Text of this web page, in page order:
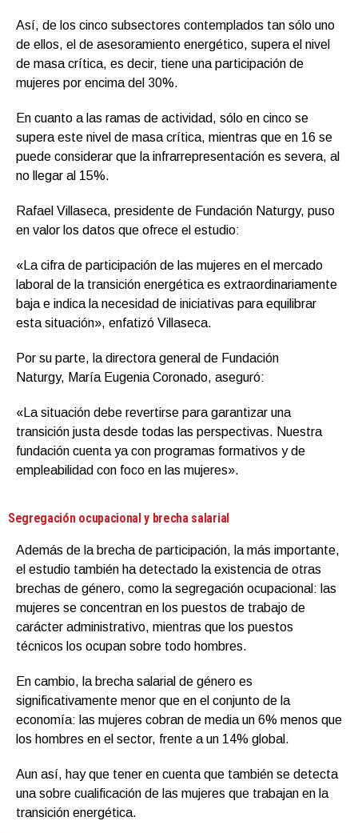
Así, de los cinco subsectores contemplados tan sólo uno
de ellos, el de asesoramiento energético, supera el nivel
de masa crítica, es decir, tiene una participación de
mujeres por encima del 30%.
En cuanto a las ramas de actividad, sólo en cinco se
supera este nivel de masa crítica, mientras que en 16 se
puede considerar que la infrarrepresentación es severa, al
no llegar al 15%.
Rafael Villaseca, presidente de Fundación Naturgy, puso
en valor los datos que ofrece el estudio:
«La cifra de participación de las mujeres en el mercado
laboral de la transición energética es extraordinariamente
baja e indica la necesidad de iniciativas para equilibrar
esta situación», enfatizó Villaseca.
Por su parte, la directora general de Fundación
Naturgy, María Eugenia Coronado, aseguró:
«La situación debe revertirse para garantizar una
transición justa desde todas las perspectivas. Nuestra
fundación cuenta ya con programas formativos y de
empleabilidad con foco en las mujeres».
Segregación ocupacional y brecha salarial
Además de la brecha de participación, la más importante,
el estudio también ha detectado la existencia de otras
brechas de género, como la segregación ocupacional: las
mujeres se concentran en los puestos de trabajo de
carácter administrativo, mientras que los puestos
técnicos los ocupan sobre todo hombres.
En cambio, la brecha salarial de género es
significativamente menor que en el conjunto de la
economía: las mujeres cobran de media un 6% menos que
los hombres en el sector, frente a un 14% global.
Aun así, hay que tener en cuenta que también se detecta
una sobre cualificación de las mujeres que trabajan en la
transición energética.